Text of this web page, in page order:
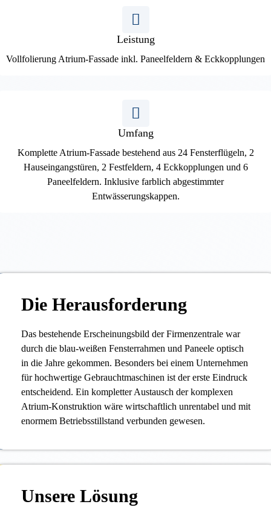
Leistung
Vollfolierung Atrium-Fassade inkl. Paneelfeldern & Eckkopplungen
Umfang
Komplette Atrium-Fassade bestehend aus 24 Fensterflügeln, 2
Hauseingangstüren, 2 Festfeldern, 4 Eckkopplungen und 6
Paneelfeldern. Inklusive farblich abgestimmter
Entwässerungskappen.
Die Herausforderung
Das bestehende Erscheinungsbild der Firmenzentrale war
durch die blau-weißen Fensterrahmen und Paneele optisch
in die Jahre gekommen. Besonders bei einem Unternehmen
für hochwertige Gebrauchtmaschinen ist der erste Eindruck
entscheidend. Ein kompletter Austausch der komplexen
Atrium-Konstruktion wäre wirtschaftlich unrentabel und mit
enormem Betriebsstillstand verbunden gewesen.
Unsere Lösung